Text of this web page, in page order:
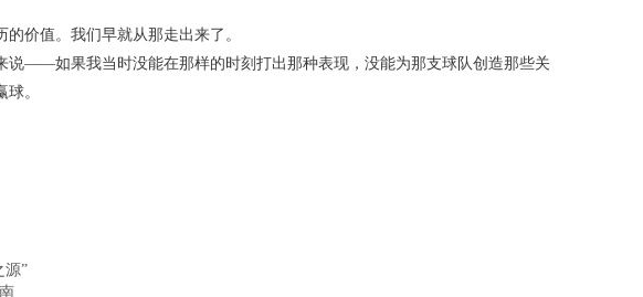
价值。我们早就从那走出来了。
说——如果我当时没能在那样的时刻打出那种表现，没能为那支球队创造那些关
。
源”